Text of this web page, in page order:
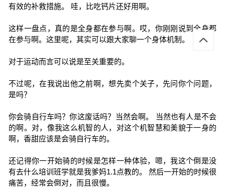
有效的补救措施。 哇，比吃钙片还好用啊。
这样一盘点，真的是全身都在参与啊。哎，你刚刚说到全身都
在参与啊。这里呢，其实可以跟大家聊一个身体机制。
对于运动而言可以说是至关重要的。
不过呢，在我说出他之前啊，想先卖个关子，先问你个问题，
是吗？
你会骑自行车吗？你这废话吗？当然会啊。 当然也有人是不会
的啊。对，像我这么机智的人，对这个机智慧和美貌于一身的
啊，香甜应该是会骑自行车的。
还记得你一开始骑的时候是怎样一种体验，嗯，我这个倒是没
有去什么培训班学就是我爹妈1.1点教的。 然后一开始的时候很
痛苦，经常会倒对，而且很慢。